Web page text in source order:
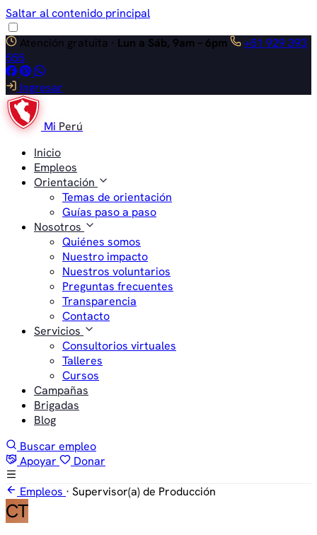
Saltar al contenido principal
Atención gratuita · Lun a Sáb, 9am – 6pm
+51 929 393
555
Ingresar
Mi Perú
Inicio
Empleos
Orientación
Temas de orientación
Guías paso a paso
Nosotros
Quiénes somos
Nuestro impacto
Nuestros voluntarios
Preguntas frecuentes
Transparencia
Contacto
Servicios
Consultorios virtuales
Talleres
Cursos
Campañas
Brigadas
Blog
Buscar empleo
Apoyar
Donar
Empleos · Supervisor(a) de Producción
CT